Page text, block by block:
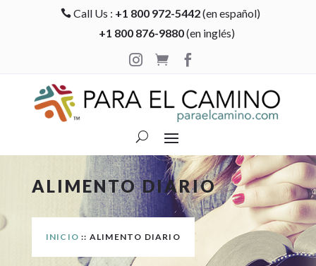
 Call Us : +1 800 972-5442(en español)
+1 800 876-9880(en inglés)

 
ALIMENTO DIARIO
INICIO :: ALIMENTO DIARIO